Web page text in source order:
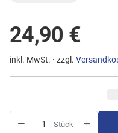
24,90 €
inkl. MwSt. · zzgl.
Stück